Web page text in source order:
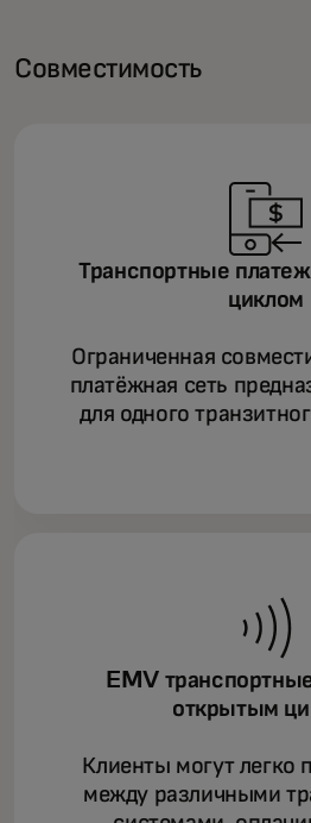
Совместимость
Транспортные
циклом
Ограниченная
платёжная сеть
для одного
EMV
открытым
Клиенты могут легко
между различными